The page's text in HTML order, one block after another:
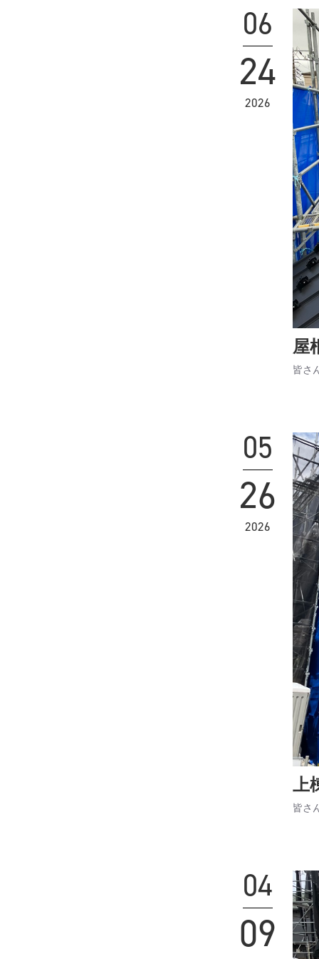
06
24
2026
屋
皆さ
05
26
2026
上
皆さ
04
09